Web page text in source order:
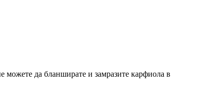
можете да бланширате и замразите карфиола в